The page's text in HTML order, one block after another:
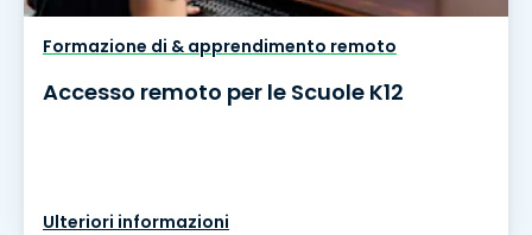
Formazione di & apprendimento remoto
Accesso remoto per le Scuole K12
Ulteriori informazioni